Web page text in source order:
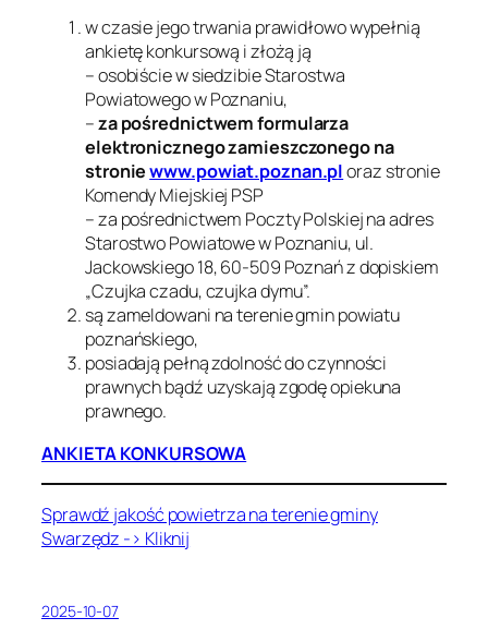
w czasie jego trwania prawidłowo wypełnią
ankietę konkursową i złożą ją
– osobiście w siedzibie Starostwa
Powiatowego w Poznaniu,
–za pośrednictwem formularza
elektronicznego zamieszczonego na
stroniewww.powiat.poznan.ploraz stronie
Komendy Miejskiej PSP
– za pośrednictwem Poczty Polskiej na adres
Starostwo Powiatowe w Poznaniu, ul.
Jackowskiego 18, 60-509 Poznań z dopiskiem
„Czujka czadu, czujka dymu”.
są zameldowani na terenie gmin powiatu
poznańskiego,
posiadają pełną zdolność do czynności
prawnych bądź uzyskają zgodę opiekuna
prawnego.
ANKIETA KONKURSOWA
Sprawdź jakość powietrza na terenie gminy
Swarzędz -> Kliknij
2025-10-07